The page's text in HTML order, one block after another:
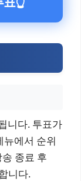
니다. 투표가
뉴에서 순위
종료 후
니다.